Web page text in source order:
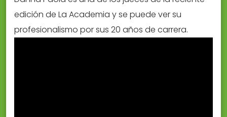
edición de La Academia y se puede ver su
profesionalismo por sus 20 años de carrera.